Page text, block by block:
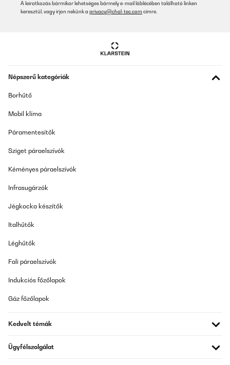
A leiratkozás bármikor lehetséges bármely e-mail láblécében található linken
keresztül, vagy írjon nekünk a privacy@chal-tec.com címre.
Népszerű kategóriák
Borhűtő
Mobil klíma
Páramentesítők
Sziget páraelszívók
Kéményes páraelszívók
Infrasugárzók
Jégkocka készítők
Italhűtők
Léghűtők
Fali páraelszívók
Indukciós főzőlapok
Gáz főzőlapok
Kedvelt témák
Ügyfélszolgálat